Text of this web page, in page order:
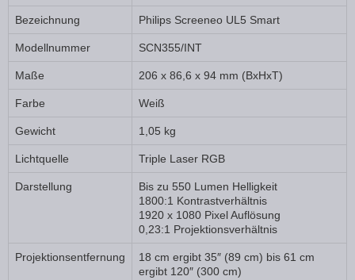
Bezeichnung Philips Screeneo UL5 Smart
Modellnummer SCN355/INT
Maße 206 x 86,6 x 94 mm (BxHxT)
Farbe Weiß
Gewicht 1,05 kg
Lichtquelle Triple Laser RGB
Darstellung
Bis zu 550 Lumen Helligkeit
1800:1 Kontrastverhältnis
1920 x 1080 Pixel Auflösung
0,23:1 Projektionsverhältnis
Projektionsentfernung
18 cm ergibt 35″ (89 cm) bis 61 cm
ergibt 120″ (300 cm)